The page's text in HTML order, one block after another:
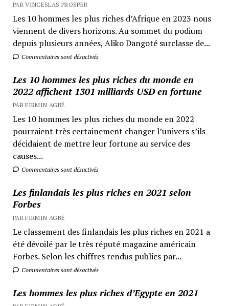
PAR VINCESLAS PROSPER
Les 10 hommes les plus riches d’Afrique en 2023 nous
viennent de divers horizons. Au sommet du podium
depuis plusieurs années, Aliko Dangoté surclasse de...
Commentaires sont désactivés
Les 10 hommes les plus riches du monde en
2022 affichent 1301 milliards USD en fortune
PAR FIRMIN AGBÉ
Les 10 hommes les plus riches du monde en 2022
pourraient très certainement changer l’univers s’ils
décidaient de mettre leur fortune au service des
causes...
Commentaires sont désactivés
Les finlandais les plus riches en 2021 selon
Forbes
PAR FIRMIN AGBÉ
Le classement des finlandais les plus riches en 2021 a
été dévoilé par le très réputé magazine américain
Forbes. Selon les chiffres rendus publics par...
Commentaires sont désactivés
Les hommes les plus riches d’Egypte en 2021